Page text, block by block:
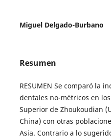
Miguel Delgado-Burbano
Resumen
RESUMEN Se comparó la
dentales no-métricos en
Superior de Zhoukoudian
China) con otras
Asia. Contrario a lo